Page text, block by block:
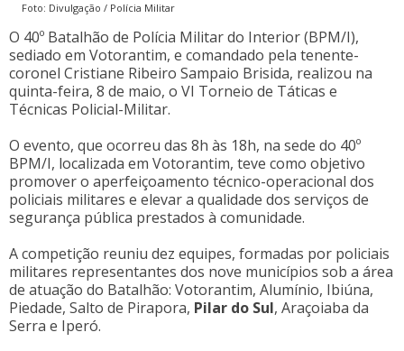
Foto: Divulgação / Polícia Militar
O 40º Batalhão de Polícia Militar do Interior (BPM/I),
sediado em Votorantim, e comandado pela tenente-
coronel Cristiane Ribeiro Sampaio Brisida, realizou na
quinta-feira, 8 de maio, o VI Torneio de Táticas e
Técnicas Policial-Militar.
O evento, que ocorreu das 8h às 18h, na sede do 40º
BPM/I, localizada em Votorantim, teve como objetivo
promover o aperfeiçoamento técnico-operacional dos
policiais militares e elevar a qualidade dos serviços de
segurança pública prestados à comunidade.
A competição reuniu dez equipes, formadas por policiais
militares representantes dos nove municípios sob a área
de atuação do Batalhão: Votorantim, Alumínio, Ibiúna,
Piedade, Salto de Pirapora, Pilar do Sul, Araçoiaba da
Serra e Iperó.